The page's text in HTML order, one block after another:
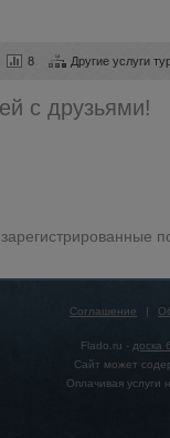
8 Другие услуги
с друзьями!
Соглашение |
Flado.ru - доска
Сайт может
Оплачивая услуги